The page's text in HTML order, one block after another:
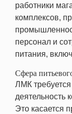
работники
комплексов,
персонал и
питания,
Сфера
ЛМК
деятельность
Это касается